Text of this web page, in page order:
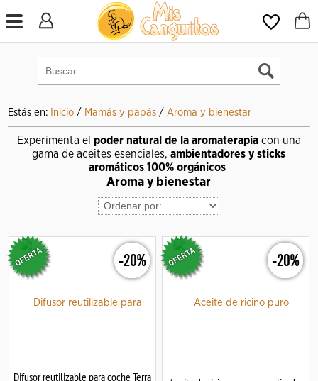
Estás en: Inicio / Mamás y papás /Aroma y bienestar
Experimenta el poder natural de la aromaterapiacon una
gama de aceites esenciales,ambientadores y sticks
aromáticos100% orgánicos
Aroma y bienestar
-20%
Difusor reutilizable para coche Terra
-20%